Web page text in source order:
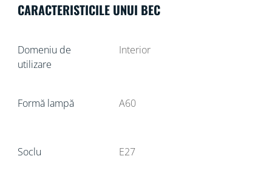
CARACTERISTICILE UNUI BEC
Domeniu de
utilizare
Interior
Formă lampă A60
Soclu E27